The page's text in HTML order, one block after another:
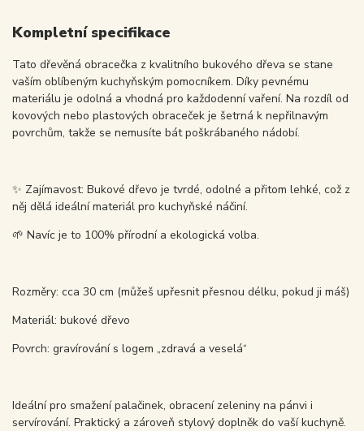
Kompletní specifikace
Tato dřevěná obracečka z kvalitního bukového dřeva se stane
vaším oblíbeným kuchyňským pomocníkem. Díky pevnému
materiálu je odolná a vhodná pro každodenní vaření. Na rozdíl od
kovových nebo plastových obraceček je šetrná k nepřilnavým
povrchům, takže se nemusíte bát poškrábaného nádobí.
✨ Zajímavost: Bukové dřevo je tvrdé, odolné a přitom lehké, což z
něj dělá ideální materiál pro kuchyňské náčiní.
🌱 Navíc je to 100% přírodní a ekologická volba.
Rozměry: cca 30 cm (můžeš upřesnit přesnou délku, pokud ji máš)
Materiál: bukové dřevo
Povrch: gravírování s logem „zdravá a veselá“
Ideální pro smažení palačinek, obracení zeleniny na pánvi i
servírování. Praktický a zároveň stylový doplněk do vaší kuchyně.